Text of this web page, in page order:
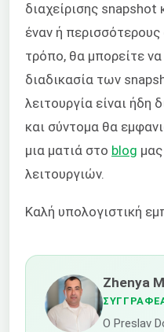
διαχείρισης snapshot
έναν ή
τρόπο, θα μπορείτε
διαδικασία των
λειτουργία είναι ήδη
και σύντομα θα
μια ματιά στο blog
λειτουργιών.
Καλή υπολογιστική
Zhenya
Ο Preslav